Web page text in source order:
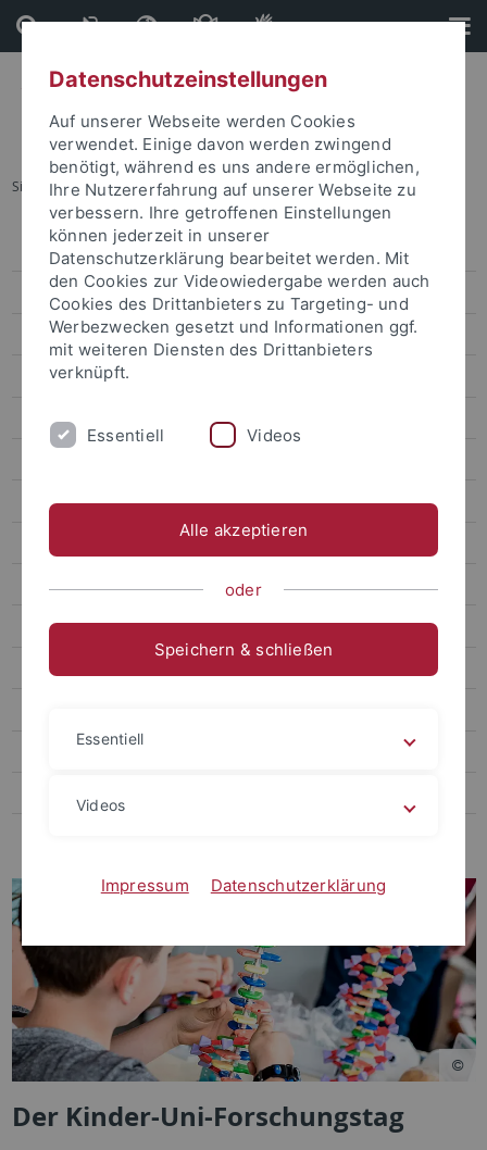
Direkt
zum
Inhalt
Direkt
zur
Fußleiste
Sie sind hier: Startseite ... Forschungstag
Angebote für Lehrkräfte und Schulen
Angebote für Kinder und Jugendliche
Angebote für Bürgerinnen und Bürger
Angebote für Vereine, Zivilgesellschaft, Politik
Kinder-Uni
Videos Hector Kinderakademien
Kinder-Uni „auf dem Lande“
Schülerlabor Neurowissenschaften
Der Kinder-Uni-Forschungstag
Datenschutzeinstellungen
Auf unserer Webseite werden Cookies
verwendet. Einige davon werden zwingend
benötigt, während es uns andere ermöglichen,
Ihre Nutzererfahrung auf unserer Webseite zu
verbessern. Ihre getroffenen Einstellungen
können jederzeit in unserer
Datenschutzerklärung bearbeitet werden. Mit
den Cookies zur Videowiedergabe werden auch
Cookies des Drittanbieters zu Targeting- und
Werbezwecken gesetzt und Informationen ggf.
mit weiteren Diensten des Drittanbieters
verknüpft.
Essentiell Videos
Alle akzeptieren
oder
Speichern & schließen
Essentiell
Videos
Impressum Datenschutzerklärung